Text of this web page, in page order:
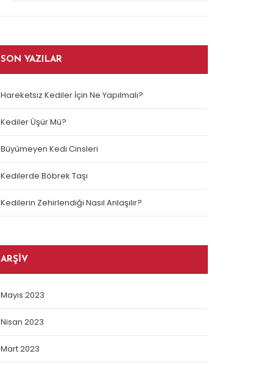
SON YAZILAR
Hareketsiz Kediler İçin Ne Yapılmalı?
Kediler Üşür Mü?
Büyümeyen Kedi Cinsleri
Kedilerde Böbrek Taşı
Kedilerin Zehirlendiği Nasıl Anlaşılır?
ARŞIV
Mayıs 2023
Nisan 2023
Mart 2023